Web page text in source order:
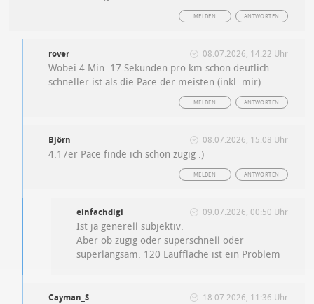
ANTWORTEN
MELDEN
rover 08.07.2026, 14:22 Uhr
Wobei 4 Min. 17 Sekunden pro km schon deutlich
schneller ist als die Pace der meisten (inkl. mir)
ANTWORTEN
MELDEN
Björn 08.07.2026, 15:08 Uhr
4:17er Pace finde ich schon zügig :)
ANTWORTEN
MELDEN
einfachdigi 09.07.2026, 00:50 Uhr
Ist ja generell subjektiv.
Aber ob zügig oder superschnell oder
superlangsam. 120 Lauffläche ist ein Problem
Cayman_S 18.07.2026, 11:36 Uhr